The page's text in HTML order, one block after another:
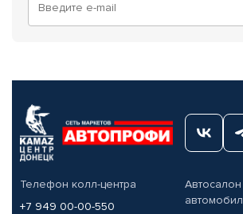
Телефон колл-центра
+7 949 00-00-550